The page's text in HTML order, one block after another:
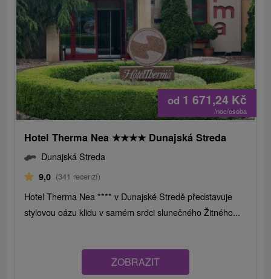
od 1 671,24 Kč
/noc/osoba
Hotel Therma Nea ★★★★ Dunajská Streda
Dunajská Streda
9,0 (341 recenzí)
Hotel Therma Nea **** v Dunajské Stredě představuje
stylovou oázu klidu v samém srdci slunečného Žitného...
ZOBRAZIT